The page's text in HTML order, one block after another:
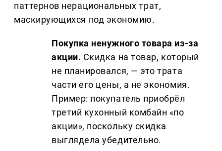
паттернов нерациональных трат,
маскирующихся под экономию.
Покупка ненужного товара из-за
акции. Скидка на товар, который
не планировался, — это трата
части его цены, а не экономия.
Пример: покупатель приобрёл
третий кухонный комбайн «по
акции», поскольку скидка
выглядела убедительно.